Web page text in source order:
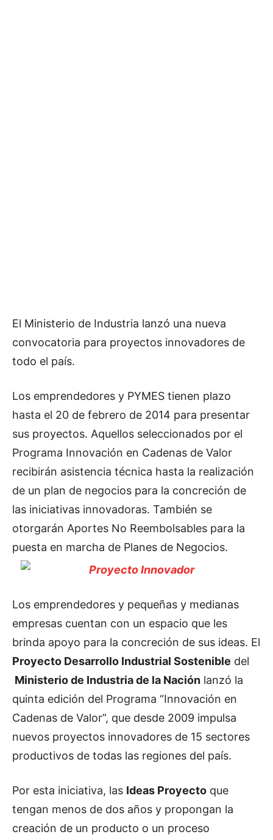
El Ministerio de Industria lanzó una nueva
convocatoria para proyectos innovadores de
todo el país.
Los emprendedores y PYMES tienen plazo
hasta el 20 de febrero de 2014 para presentar
sus proyectos. Aquellos seleccionados por el
Programa Innovación en Cadenas de Valor
recibirán asistencia técnica hasta la realización
de un plan de negocios para la concreción de
las iniciativas innovadoras. También se
otorgarán Aportes No Reembolsables para la
puesta en marcha de Planes de Negocios.
Los emprendedores y pequeñas y medianas
empresas cuentan con un espacio que les
brinda apoyo para la concreción de sus ideas. El
Proyecto Desarrollo Industrial Sostenible del
Ministerio de Industria de la Nación lanzó la
quinta edición del Programa “Innovación en
Cadenas de Valor”, que desde 2009 impulsa
nuevos proyectos innovadores de 15 sectores
productivos de todas las regiones del país.
Por esta iniciativa, las Ideas Proyecto que
tengan menos de dos años y propongan la
creación de un producto o un proceso